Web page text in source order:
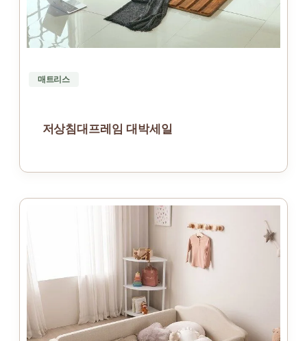
매트리스
저상침대프레임 대박세일